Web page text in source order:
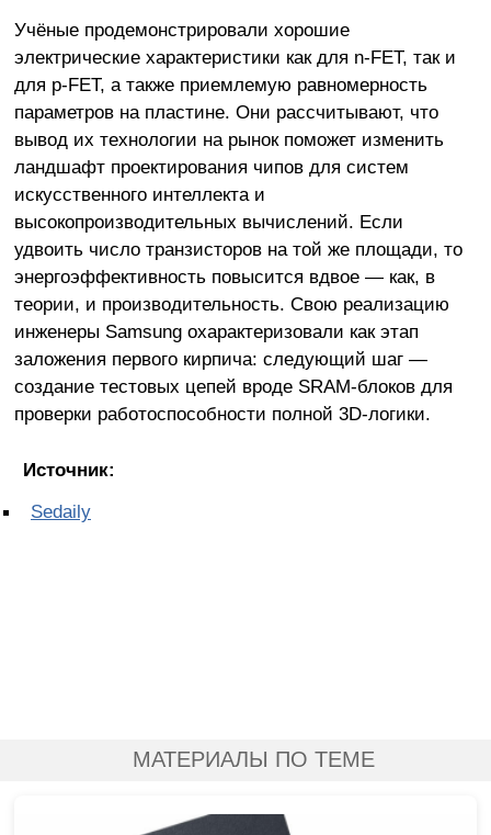
Учёные продемонстрировали хорошие
электрические характеристики как для n-FET, так и
для p-FET, а также приемлемую равномерность
параметров на пластине. Они рассчитывают, что
вывод их технологии на рынок поможет изменить
ландшафт проектирования чипов для систем
искусственного интеллекта и
высокопроизводительных вычислений. Если
удвоить число транзисторов на той же площади, то
энергоэффективность повысится вдвое — как, в
теории, и производительность. Свою реализацию
инженеры Samsung охарактеризовали как этап
заложения первого кирпича: следующий шаг —
создание тестовых цепей вроде SRAM-блоков для
проверки работоспособности полной 3D-логики.
Источник:
Sedaily
МАТЕРИАЛЫ ПО ТЕМЕ